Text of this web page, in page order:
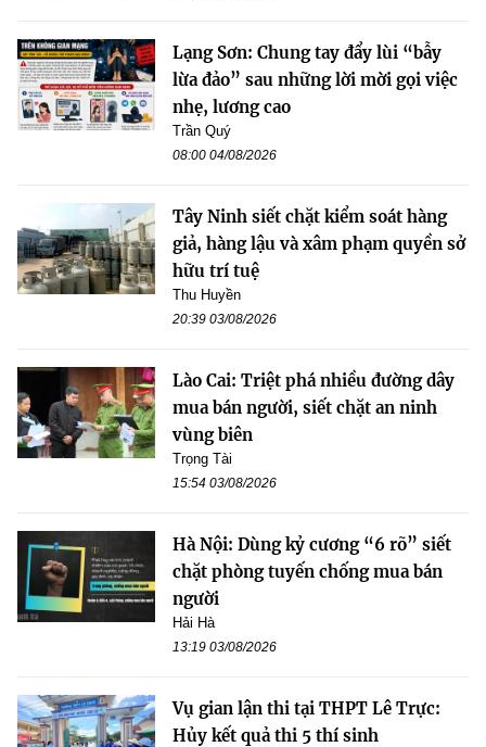
Lạng Sơn: Chung tay đẩy lùi “bẫy
lừa đảo” sau những lời mời gọi việc
nhẹ, lương cao
Trần Quý
08:00 04/08/2026
Tây Ninh siết chặt kiểm soát hàng
giả, hàng lậu và xâm phạm quyền sở
hữu trí tuệ
Thu Huyền
20:39 03/08/2026
Lào Cai: Triệt phá nhiều đường dây
mua bán người, siết chặt an ninh
vùng biên
Trọng Tài
15:54 03/08/2026
Hà Nội: Dùng kỷ cương “6 rõ” siết
chặt phòng tuyến chống mua bán
người
Hải Hà
13:19 03/08/2026
Vụ gian lận thi tại THPT Lê Trực:
Hủy kết quả thi 5 thí sinh